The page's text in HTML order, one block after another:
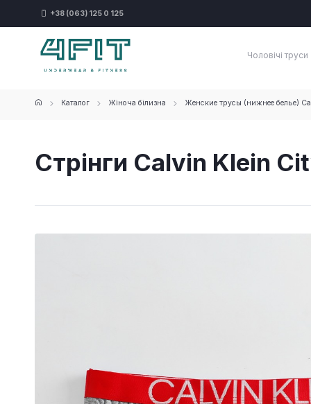
+38 (063) 125 0 125
Чоловічі труси
Каталог Жіноча білизна Женские трусы (нижнее белье)
Стрінги Calvin Klein